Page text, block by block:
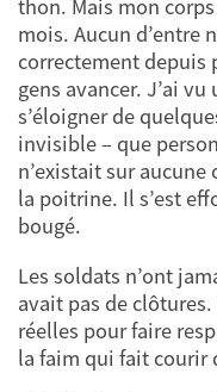
thon. Mais mon
mois. Aucun d’entre
correctement depuis
gens avancer. J’ai
s’éloigner de
invisible – que
n’existait sur
la poitrine. Il s’est
bougé.
Les soldats n’ont
avait pas de
réelles pour faire
la faim qui fait courir